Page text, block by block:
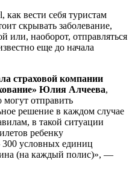
как вести себя туристам
скрывать заболевание,
или, наоборот, отправляться
еще до начала
страховой компании
Юлия Алчеева,
могут отправить
решение в каждом случае
в такой ситуации
ребенку
условных единиц
(на каждый полис)», —